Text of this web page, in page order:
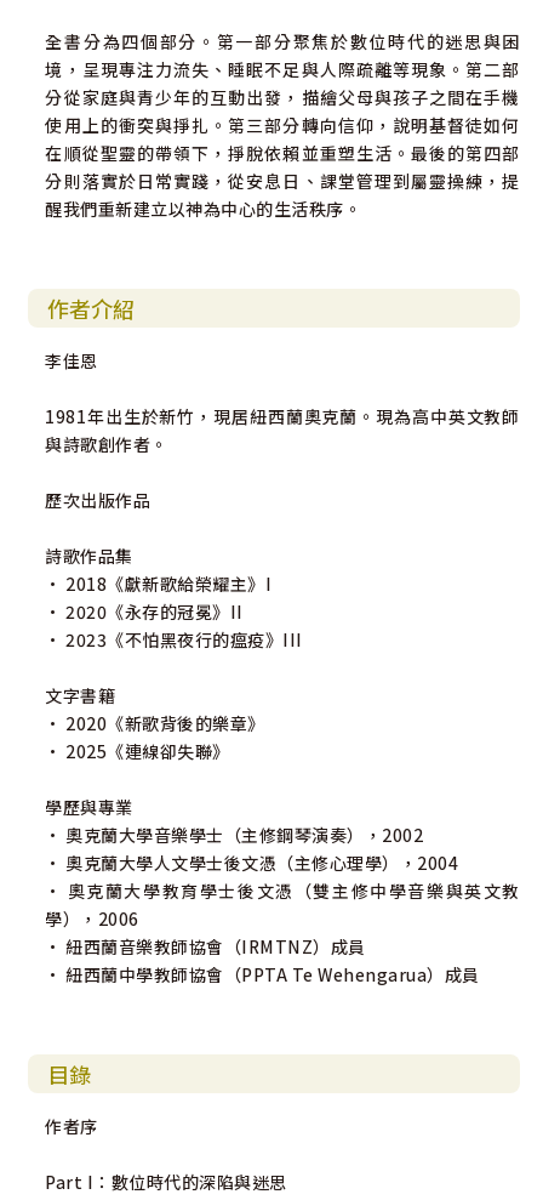
全書分為四個部分。第一部分聚焦於數位時代的迷思與困
境，呈現專注力流失、睡眠不足與人際疏離等現象。第二部
分從家庭與青少年的互動出發，描繪父母與孩子之間在手機
使用上的衝突與掙扎。第三部分轉向信仰，說明基督徒如何
在順從聖靈的帶領下，掙脫依賴並重塑生活。最後的第四部
分則落實於日常實踐，從安息日、課堂管理到屬靈操練，提
醒我們重新建立以神為中心的生活秩序。
作者介紹
李佳恩
1981年出生於新竹，現居紐西蘭奧克蘭。現為高中英文教師
與詩歌創作者。
歷次出版作品
詩歌作品集
• 2018《獻新歌給榮耀主》I
• 2020《永存的冠冕》II
• 2023《不怕黑夜行的瘟疫》III
文字書籍
• 2020《新歌背後的樂章》
• 2025《連線卻失聯》
學歷與專業
• 奧克蘭大學音樂學士（主修鋼琴演奏），2002
• 奧克蘭大學人文學士後文憑（主修心理學），2004
• 奧克蘭大學教育學士後文憑（雙主修中學音樂與英文教
學），2006
• 紐西蘭音樂教師協會（IRMTNZ）成員
• 紐西蘭中學教師協會（PPTA Te Wehengarua）成員
目錄
作者序
Part I：數位時代的深陷與迷思